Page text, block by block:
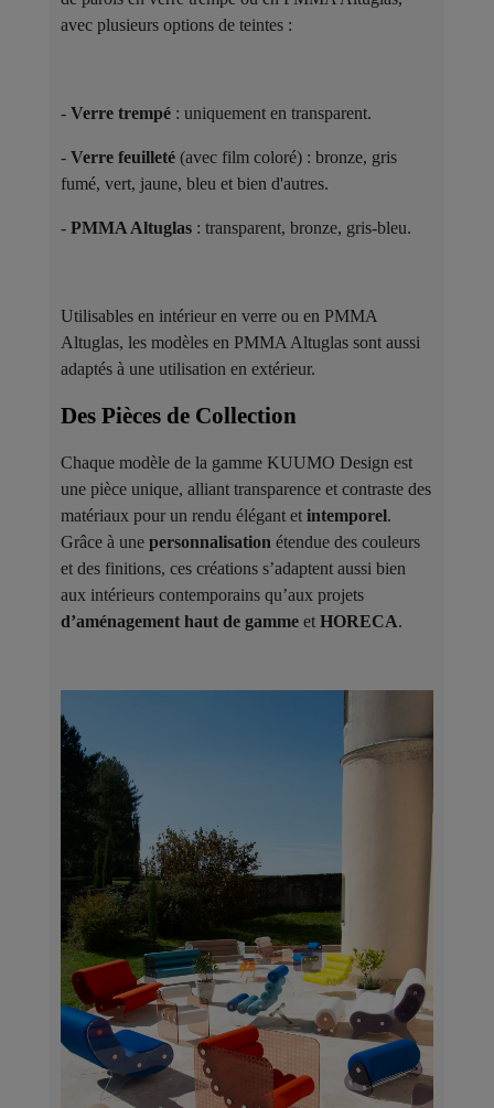
avec plusieurs options de teintes :
- Verre trempé : uniquement en transparent.
- Verre feuilleté (avec film coloré) : bronze, gris
fumé, vert, jaune, bleu et bien d'autres.
- PMMA Altuglas : transparent, bronze, gris-bleu.
Utilisables en intérieur en verre ou en PMMA
Altuglas, les modèles en PMMA Altuglas sont aussi
adaptés à une utilisation en extérieur.
Des Pièces de Collection ​
Chaque modèle de la gamme KUUMO Design est
une pièce unique, alliant transparence et contraste des
matériaux pour un rendu élégant et intemporel.
Grâce à une personnalisation étendue des couleurs
et des finitions, ces créations s’adaptent aussi bien
aux intérieurs contemporains qu’aux projets
d’aménagement haut de gamme et HORECA.